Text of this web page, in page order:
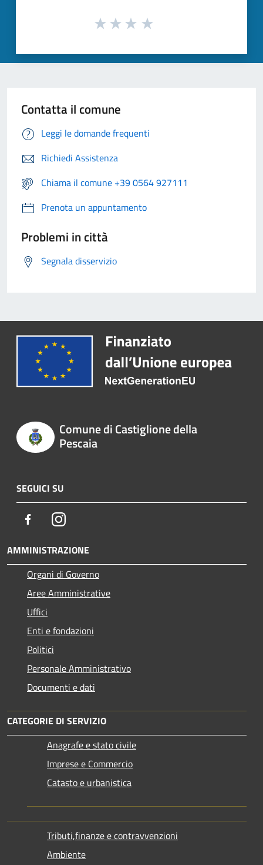
Contatta il comune
Leggi le domande frequenti
Richiedi Assistenza
Chiama il comune +39 0564 927111
Prenota un appuntamento
Problemi in città
Segnala disservizio
Comune di Castiglione della
Pescaia
SEGUICI SU
FacebookInstagram
AMMINISTRAZIONE
Organi di Governo
Aree Amministrative
Uffici
Enti e fondazioni
Politici
Personale Amministrativo
Documenti e dati
CATEGORIE DI SERVIZIO
Anagrafe e stato civile
Imprese e Commercio
Catasto e urbanistica
Tributi,finanze e contravvenzioni
Ambiente